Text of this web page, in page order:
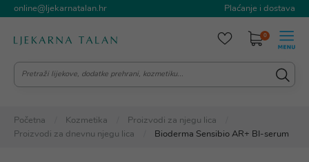
online@ljekarnatalan.hr Plaćanje i dostava
0
Početna Kozmetika
Proizvodi za njegu lica
Proizvodi za dnevnu njegu lica
Bioderma Sensibio AR+ BI-serum